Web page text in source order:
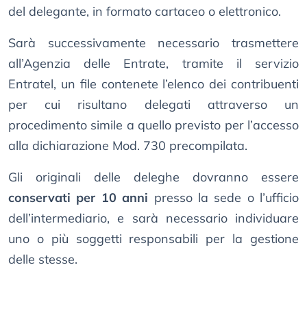
del delegante, in formato cartaceo o elettronico.
Sarà successivamente necessario trasmettere
all’Agenzia delle Entrate, tramite il servizio
Entratel, un file contenete l’elenco dei contribuenti
per cui risultano delegati attraverso un
procedimento simile a quello previsto per l’accesso
alla dichiarazione Mod. 730 precompilata.
Gli originali delle deleghe dovranno essere
conservati per 10 anni presso la sede o l’ufficio
dell’intermediario, e sarà necessario individuare
uno o più soggetti responsabili per la gestione
delle stesse.